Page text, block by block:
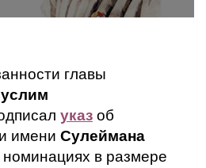
главы
указ об
имени Сулеймана
номинациях в размере